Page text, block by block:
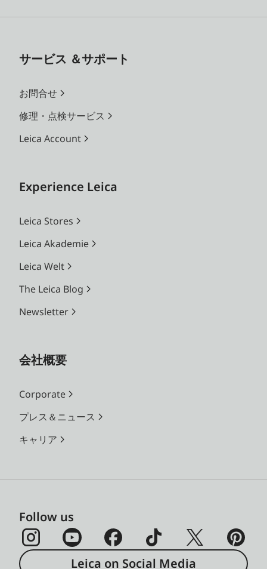
サービス ＆サポート
お問合せ
修理・点検サービス
Leica Account
Experience Leica
Leica Stores
Leica Akademie
Leica Welt
The Leica Blog
Newsletter
会社概要
Corporate
プレス＆ニュース
キャリア
Follow us
Leica on Social Media